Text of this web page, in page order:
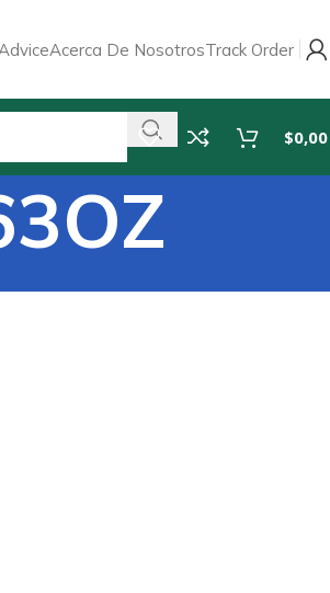
Acerca De NosotrosTrack Order
$0,00